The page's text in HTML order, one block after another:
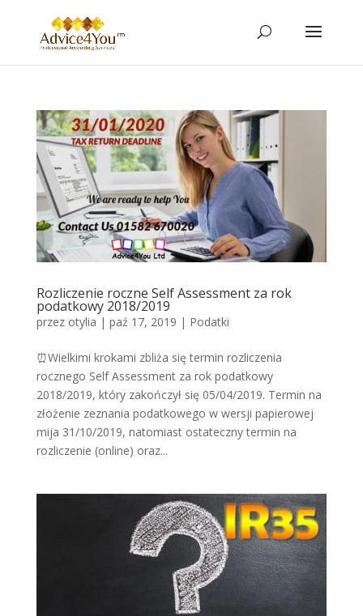
Rozliczenie roczne Self Assessment za rok
podatkowy 2018/2019
przez otylia | paź 17, 2019 | Podatki
⏰Wielkimi krokami zbliża się termin rozliczenia
rocznego Self Assessment za rok podatkowy
2018/2019, który zakończył się 05/04/2019. Termin na
złożenie zeznania podatkowego w wersji papierowej
mija 31/10/2019, natomiast ostateczny termin na
rozliczenie (online) oraz...